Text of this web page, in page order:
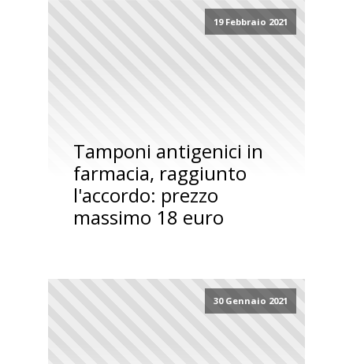
19 Febbraio 2021
Tamponi antigenici in
farmacia, raggiunto
l'accordo: prezzo
massimo 18 euro
30 Gennaio 2021